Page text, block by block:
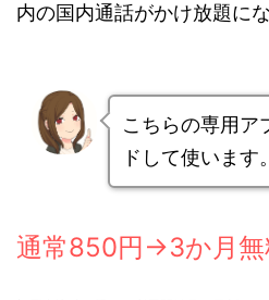
内の国内通話がかけ放題にな
こちらの専用ア
ドして使います。
通常850円→3か月無